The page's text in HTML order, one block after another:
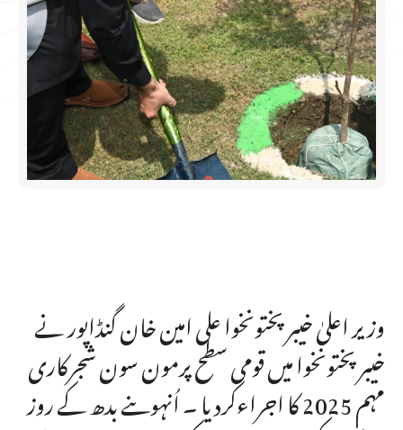
وزیر اعلیٰ خیبر پختونخوا علی امین خان گنڈاپور نے
خیبر پختونخوا میں قومی سطح پرمون سون شجرکاری
مہم 2025 کا اجراءکردیا ۔ اُنہوںنے بدھ کے روز